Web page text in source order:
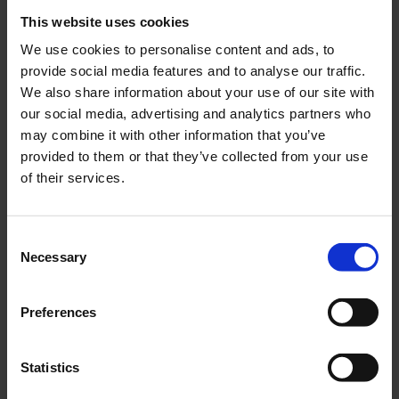
This website uses cookies
We use cookies to personalise content and ads, to
provide social media features and to analyse our traffic.
We also share information about your use of our site with
our social media, advertising and analytics partners who
may combine it with other information that you’ve
provided to them or that they’ve collected from your use
of their services.
Necessary
Preferences
Statistics
Bricksats svingaxel
Zundapp KS50 61-76
01-14-703
79KR
Svingbussning Zundapp
-76
ZUGS012-01-56-304
159KR